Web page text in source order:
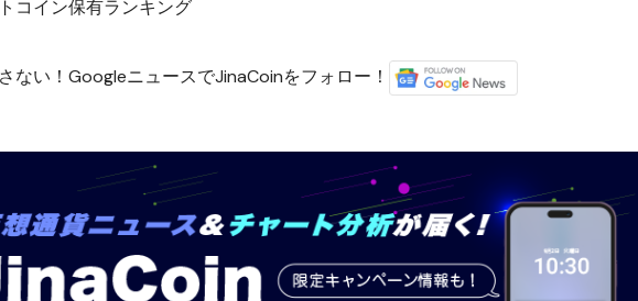
コイン保有ランキング
ない！GoogleニュースでJinaCoinをフォロー！